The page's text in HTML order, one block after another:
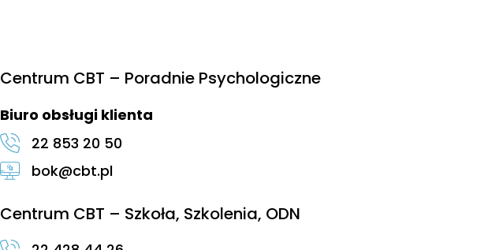
Centrum CBT – Poradnie Psychologiczne
Biuro obsługi klienta
22 853 20 50
bok@cbt.pl
Centrum CBT – Szkoła, Szkolenia, ODN